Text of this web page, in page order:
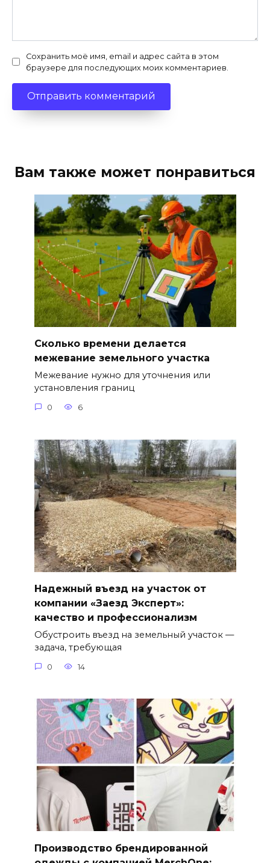
Сохранить моё имя, email и адрес сайта в этом
браузере для последующих моих комментариев.
Вам также может понравиться
Сколько времени делается
межевание земельного участка
Межевание нужно для уточнения или
установления границ
0 6
Надежный въезд на участок от
компании «Заезд Эксперт»:
качество и профессионализм
Обустроить въезд на земельный участок —
задача, требующая
0 14
Производство брендированной